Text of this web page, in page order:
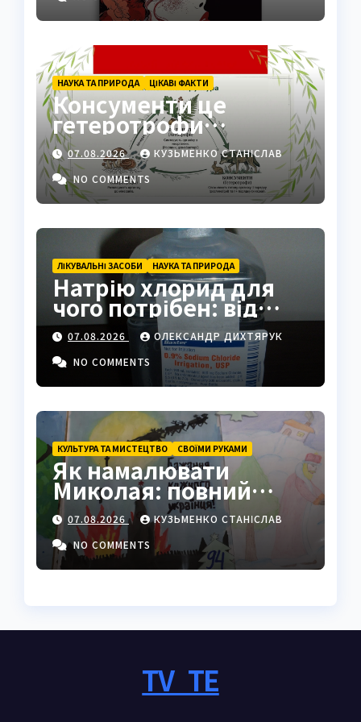
НАУКА ТА ПРИРОДА ЦІКАВІ ФАКТИ
Консументи це
гетеротрофи
екосистеми
07.08.2026
КУЗЬМЕНКО СТАНІСЛАВ
NO COMMENTS
ЛІКУВАЛЬНІ ЗАСОБИ НАУКА ТА ПРИРОДА
Натрію хлорид для
чого потрібен: від
фізрозчину до
промисловості
07.08.2026
ОЛЕКСАНДР ДИХТЯРУК
NO COMMENTS
КУЛЬТУРА ТА МИСТЕЦТВО СВОЇМИ РУКАМИ
Як намалювати
Миколая: повний
покроковий гайд з
секретами майстрів
07.08.2026
КУЗЬМЕНКО СТАНІСЛАВ
NO COMMENTS
TV_TE